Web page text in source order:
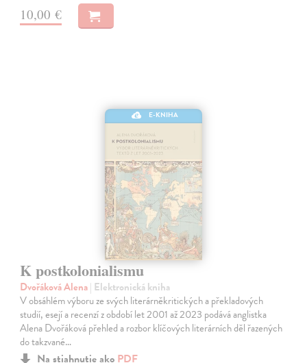
10,00 €
E-KNIHA
K postkolonialismu
Dvořáková Alena| Elektronická kniha
V obsáhlém výboru ze svých literárněkritických a překladových
studií, esejí a recenzí z období let 2001 až 2023 podává anglistka
Alena Dvořáková přehled a rozbor klíčových literárních děl řazených
do takzvané…
Na stiahnutie ako PDF